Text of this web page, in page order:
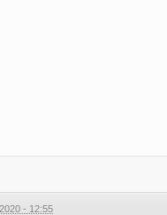
- 12:55